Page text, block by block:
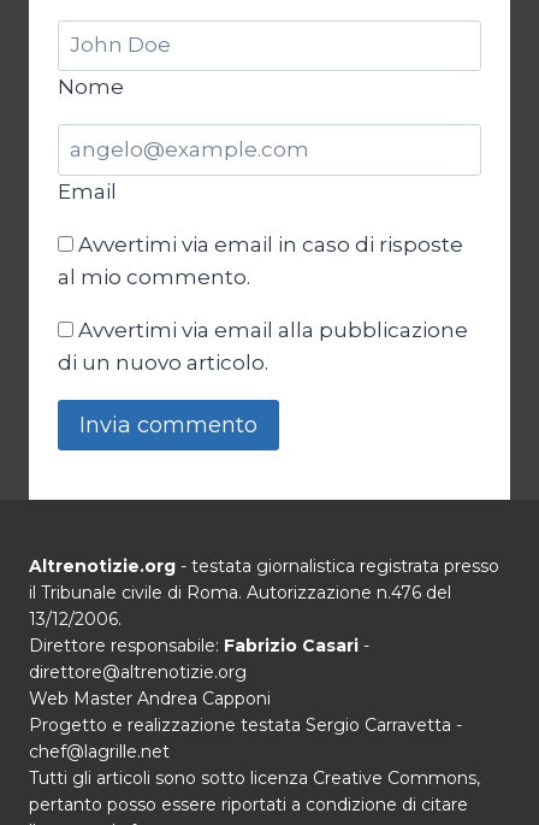
Nome
Email
Avvertimi via email in caso di risposte
al mio commento.
Avvertimi via email alla pubblicazione
di un nuovo articolo.
Altrenotizie.org - testata giornalistica registrata presso
il Tribunale civile di Roma. Autorizzazione n.476 del
13/12/2006.
Direttore responsabile: Fabrizio Casari -
direttore@altrenotizie.org
Web Master Andrea Capponi
Progetto e realizzazione testata Sergio Carravetta -
chef@lagrille.net
Tutti gli articoli sono sotto licenza Creative Commons,
pertanto posso essere riportati a condizione di citare